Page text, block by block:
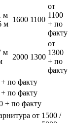
м
м
1600 1100
от
1100
+ по
факту
м
2000 1300
от
1300
+ по
факту
по факту
по факту
+ по факту
от 1500 /